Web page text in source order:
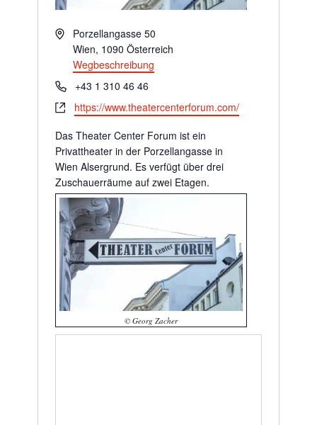
AdressePorzellangasse 50
Wien, 1090 Österreich
Wegbeschreibung
Telefon+43 1 310 46 46
Webseitehttps://www.theatercenterforum.com/
Das Theater Center Forum ist ein
Privattheater in der Porzellangasse in
Wien Alsergrund. Es verfügt über drei
Zuschauerräume auf zwei Etagen.
© Georg Zacher